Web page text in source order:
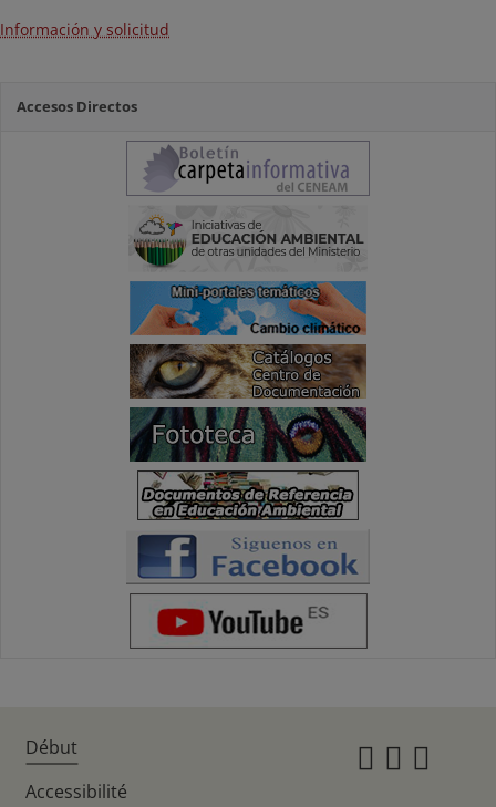
Información y solicitud
Accesos Directos
Début
Accessibilité